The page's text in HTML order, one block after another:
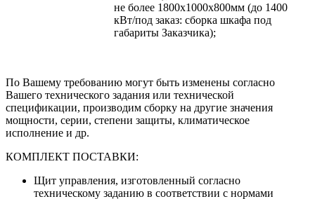
не более 1800х1000х800мм (до 1400
кВт/под заказ: сборка шкафа под
габариты Заказчика);
По Вашему требованию могут быть изменены согласно
Вашего технического задания или технической
спецификации, производим сборку на другие значения
мощности, серии, степени защиты, климатическое
исполнение и др.
КОМПЛЕКТ ПОСТАВКИ:
Щит управления, изготовленный согласно
техническому заданию в соответствии с нормами